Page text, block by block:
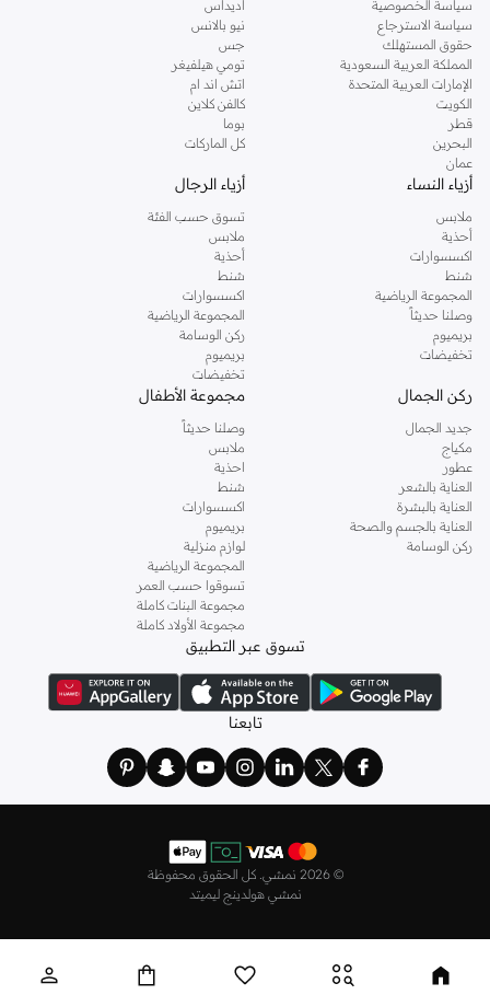
سياسة الخصوصية
سياسة الاسترجاع
حقوق المستهلك
المملكة العربية السعودية
الإمارات العربية المتحدة
الكويت
قطر
البحرين
عمان
أديداس
نيو بالانس
جس
تومي هيلفيغر
اتش اند ام
كالفن كلاين
بوما
كل الماركات
أزياء النساء
ملابس
أحذية
اكسسوارات
شنط
المجموعة الرياضية
وصلنا حديثاً
بريميوم
تخفيضات
أزياء الرجال
تسوق حسب الفئة
ملابس
أحذية
شنط
اكسسوارات
المجموعة الرياضية
ركن الوسامة
بريميوم
تخفيضات
ركن الجمال
جديد الجمال
مكياج
عطور
العناية بالشعر
العناية بالبشرة
العناية بالجسم والصحة
ركن الوسامة
مجموعة الأطفال
وصلنا حديثاً
ملابس
احذية
شنط
اكسسوارات
بريميوم
لوازم منزلية
المجموعة الرياضية
تسوقوا حسب العمر
مجموعة البنات كاملة
مجموعة الأولاد كاملة
تسوق عبر التطبيق
تابعنا
© 2026 نمشي. كل الحقوق محفوظة
نمشي هولدينج ليميتد